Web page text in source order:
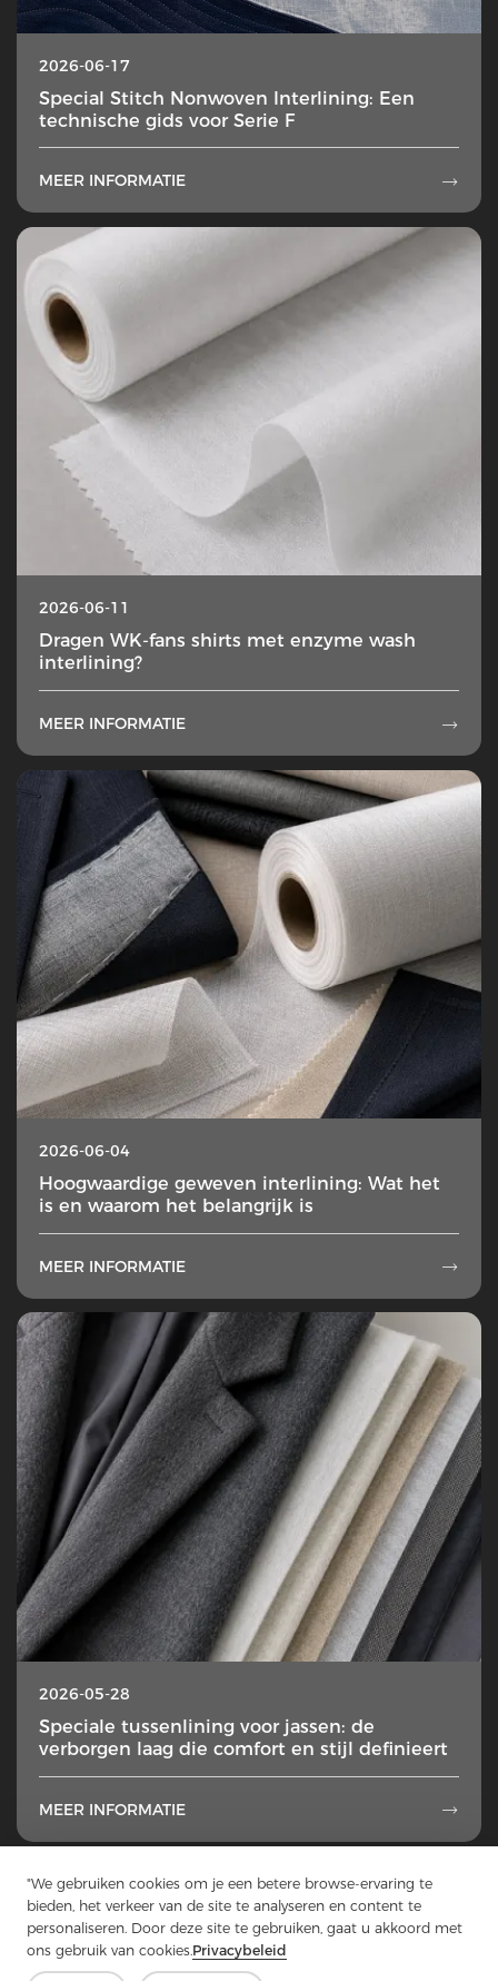
"We gebruiken cookies om je een betere browse-ervaring te
bieden, het verkeer van de site te analyseren en content te
personaliseren. Door deze site te gebruiken, gaat u akkoord met
ons gebruik van cookies.Privacybeleid
2026-06-17
Special Stitch Nonwoven Interlining: Een
technische gids voor Serie F
MEER INFORMATIE 
2026-06-11
Dragen WK-fans shirts met enzyme wash
interlining?
MEER INFORMATIE 
2026-06-04
Hoogwaardige geweven interlining: Wat het
is en waarom het belangrijk is
MEER INFORMATIE 
2026-05-28
Speciale tussenlining voor jassen: de
verborgen laag die comfort en stijl definieert
MEER INFORMATIE 
1 2 3 4 5 ... 49